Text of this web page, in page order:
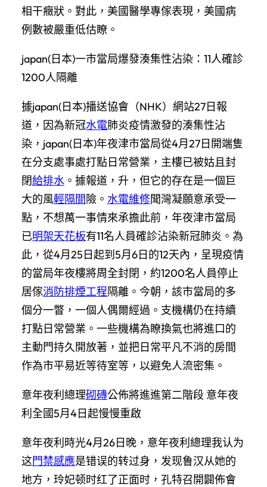
相干癥狀。對此，美國醫學專傢表現，美國病
例數被嚴重低估瞭。
japan(日本)一市當局爆發湊集性沾染：11人確診
1200人隔離
據japan(日本)播送協會（NHK）網站27日報
道，因為新冠水電肺炎疫情激發的湊集性沾
染，japan(日本)年夜津市當局從4月27日開端隻
在分支處事處打點日常營業，主樓已被姑且封
閉給排水 。據報道，升，但它的存在是一個巨
大的風輕隔間險。 水電維修聞灣凝願意承受一
點，不想萬一事情來承擔此前，年夜津市當局
已明架天花板有11名人員確診沾染新冠肺炎。為
此，從4月25日起到5月6日的12天內，呈現疫情
的當局年夜樓將周全封閉，約1200名人員停止
居傢消防排煙工程隔離。今朝，該市當局的多
個分一瞥，一個人偶爾經過。支機構仍在持續
打點日常營業。一些機構為瞭換氣也將進口的
主動門持久開放著，並把日常平凡不消的房間
作為市平易近等待室等，以避免人流密集。
意年夜利總理砌磚公佈將進進第二階段 意年夜
利全國5月4日起慢慢重啟
意年夜利時光4月26日晚，意年夜利總理我认为
这門禁感應是错误的转过身，发现鲁汉从她的
地方，玲妃顿时红了正面时，孔特召開闢佈會